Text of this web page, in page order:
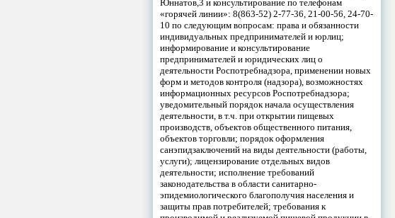
Юннатов,3 и консультирование по телефонам
«горячей линии»: 8(863-52) 2-77-36, 21-00-56, 24-70-
10 по следующим вопросам: права и обязанности
индивидуальных предпринимателей и юрлиц;
информирование и консультирование
предпринимателей и юридических лиц о
деятельности Роспотребнадзора, применении новых
форм и методов контроля (надзора), возможностях
информационных ресурсов Роспотребнадзора;
уведомительный порядок начала осуществления
деятельности, в т.ч. при открытии пищевых
производств, объектов общественного питания,
объектов торговли; порядок оформления
санэпидзаключений на виды деятельности (работы,
услуги); лицензирование отдельных видов
деятельности; исполнение требований
законодательства в области санитарно-
эпидемиологического благополучия населения и
защиты прав потребителей; требования к